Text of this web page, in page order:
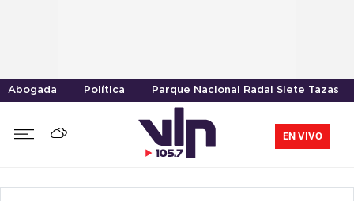
Abogada Política Parque Nacional Radal Siete Tazas
EN VIVO